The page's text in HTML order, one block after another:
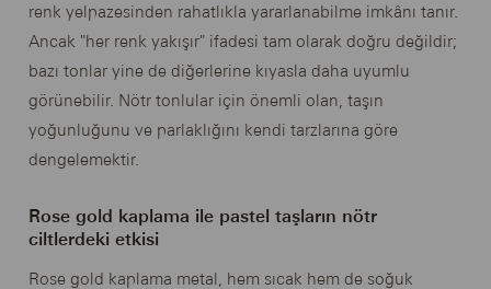
renk yelpazesinden rahatlıkla yararlanabilme imkânı tanır.
Ancak "her renk yakışır" ifadesi tam olarak doğru değildir;
bazı tonlar yine de diğerlerine kıyasla daha uyumlu
görünebilir. Nötr tonlular için önemli olan, taşın
yoğunluğunu ve parlaklığını kendi tarzlarına göre
dengelemektir.
Rose gold kaplama ile pastel taşların nötr
ciltlerdeki etkisi
Rose gold kaplama metal, hem sıcak hem de soğuk